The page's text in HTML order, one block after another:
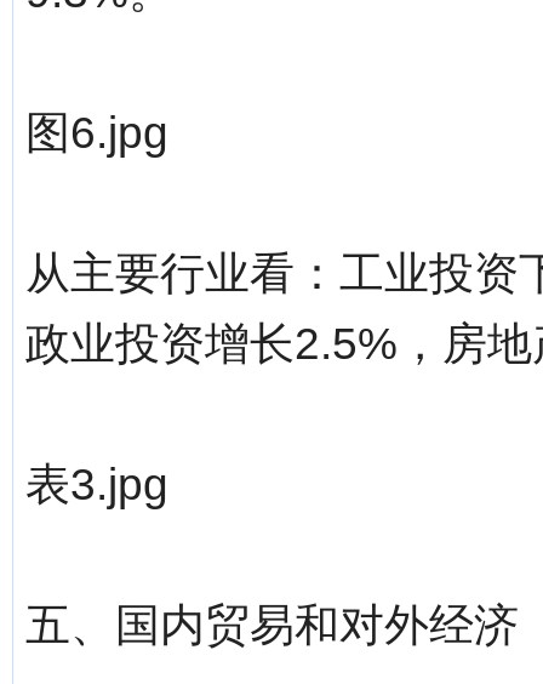
图6.jpg
从主要行业看：工业投
政业投资增长2.5%，房
表3.jpg
五、国内贸易和对外经济